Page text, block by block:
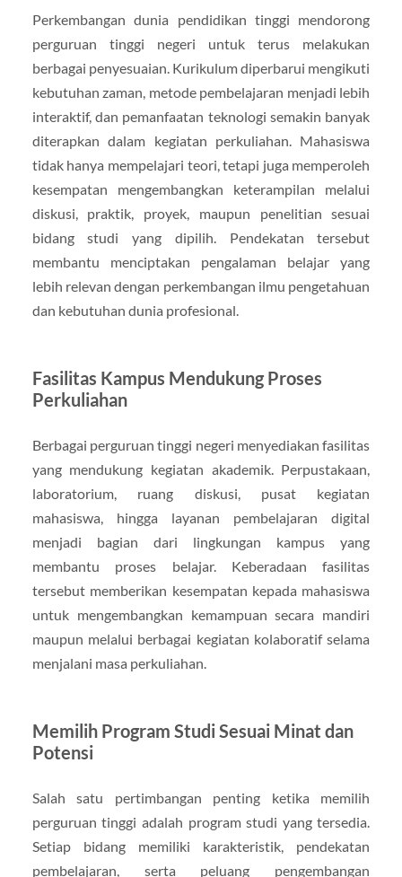
Perkembangan dunia pendidikan tinggi mendorong
perguruan tinggi negeri untuk terus melakukan
berbagai penyesuaian. Kurikulum diperbarui mengikuti
kebutuhan zaman, metode pembelajaran menjadi lebih
interaktif, dan pemanfaatan teknologi semakin banyak
diterapkan dalam kegiatan perkuliahan. Mahasiswa
tidak hanya mempelajari teori, tetapi juga memperoleh
kesempatan mengembangkan keterampilan melalui
diskusi, praktik, proyek, maupun penelitian sesuai
bidang studi yang dipilih. Pendekatan tersebut
membantu menciptakan pengalaman belajar yang
lebih relevan dengan perkembangan ilmu pengetahuan
dan kebutuhan dunia profesional.
Fasilitas Kampus Mendukung Proses
Perkuliahan
Berbagai perguruan tinggi negeri menyediakan fasilitas
yang mendukung kegiatan akademik. Perpustakaan,
laboratorium, ruang diskusi, pusat kegiatan
mahasiswa, hingga layanan pembelajaran digital
menjadi bagian dari lingkungan kampus yang
membantu proses belajar. Keberadaan fasilitas
tersebut memberikan kesempatan kepada mahasiswa
untuk mengembangkan kemampuan secara mandiri
maupun melalui berbagai kegiatan kolaboratif selama
menjalani masa perkuliahan.
Memilih Program Studi Sesuai Minat dan
Potensi
Salah satu pertimbangan penting ketika memilih
perguruan tinggi adalah program studi yang tersedia.
Setiap bidang memiliki karakteristik, pendekatan
pembelajaran, serta peluang pengembangan